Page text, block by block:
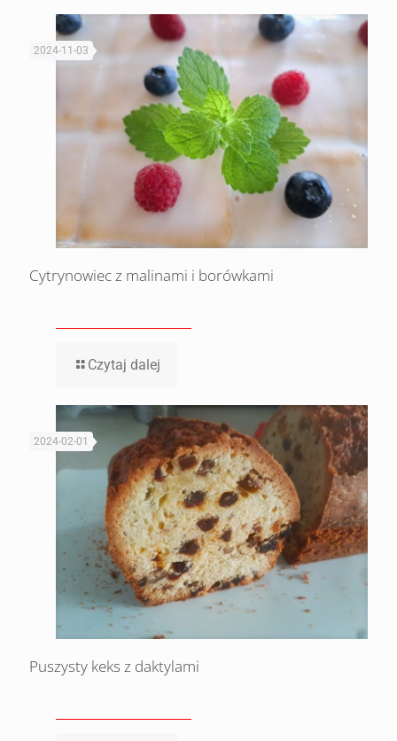
2024-11-03
Cytrynowiec z malinami i borówkami
Czytaj dalej
2024-02-01
Puszysty keks z daktylami